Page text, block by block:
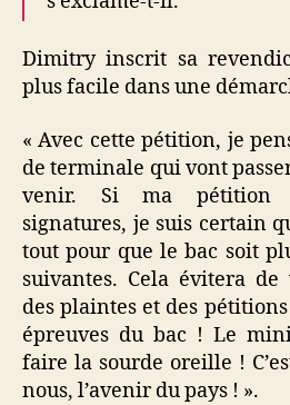
Dimitry inscrit sa
plus facile dans une
« Avec cette pétition, je
de terminale qui vont
venir. Si ma pétition
signatures, je suis certain
tout pour que le bac soit
suivantes. Cela évitera
des plaintes et des
épreuves du bac ! Le
faire la sourde oreille !
nous, l’avenir du pays ! ».